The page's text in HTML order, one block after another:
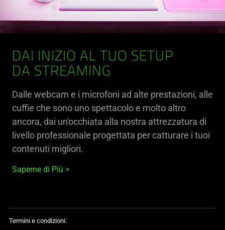
DAI INIZIO AL TUO SETUP
DA STREAMING
Dalle webcam e i microfoni ad alte prestazioni, alle
cuffie che sono uno spettacolo e molto altro
ancora, dai un'occhiata alla nostra attrezzatura di
livello professionale progettata per catturare i tuoi
contenuti migliori.
Saperne di Più
Termini e condizioni: